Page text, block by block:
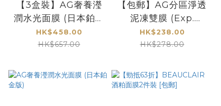
【3盒裝】AG奢養瀅
潤水光面膜 (日本鉑金
版) [包郵] *數量有限*
HK$458.00
HK$657.00
【包郵】AG分區淨透
泥凍雙膜 (Exp.
2027/06)
HK$238.00
HK$278.00